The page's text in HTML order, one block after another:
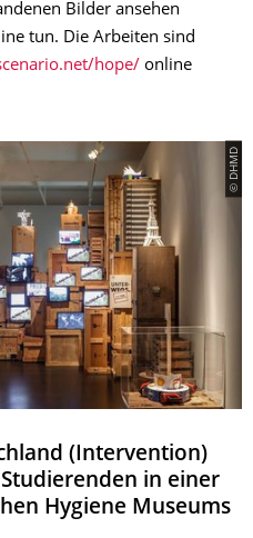
Bilder ansehen
tun. Die Arbeiten sind
hope/ online
© DHMD
(Intervention)
in einer
Hygiene Museums